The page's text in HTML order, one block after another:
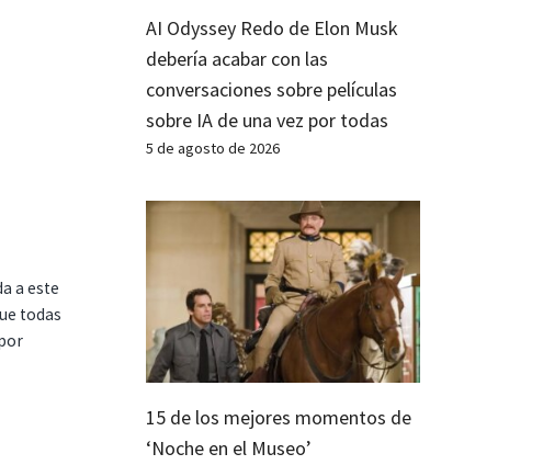
a este
todas
AI Odyssey Redo de Elon Musk
debería acabar con las
conversaciones sobre películas
sobre IA de una vez por todas
5 de agosto de 2026
15 de los mejores momentos de
‘Noche en el Museo’